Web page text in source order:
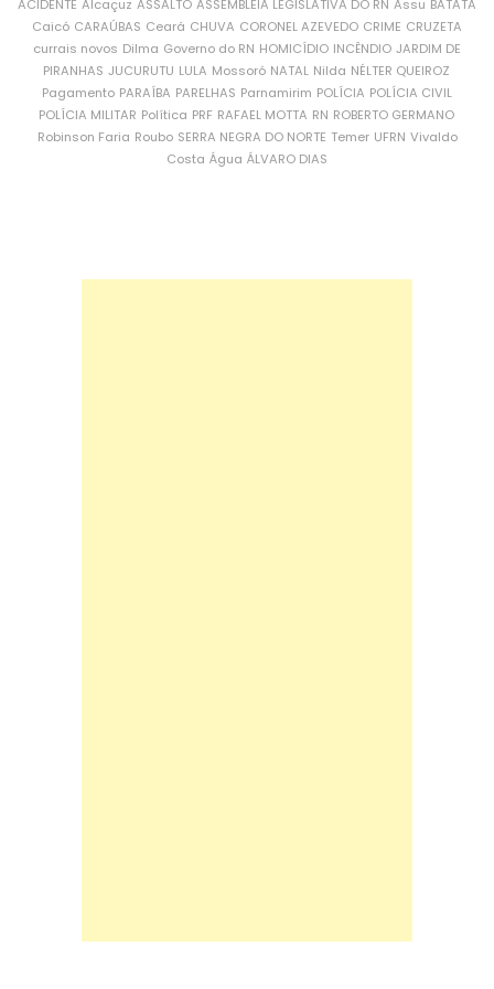
ACIDENTE Alcaçuz ASSALTO ASSEMBLEIA LEGISLATIVA DO RN Assu BATATA
Caicó CARAÚBAS Ceará CHUVA CORONEL AZEVEDO CRIME CRUZETA
currais novos Dilma Governo do RN HOMICÍDIO INCÊNDIO JARDIM DE
PIRANHAS JUCURUTU LULA Mossoró NATAL Nilda NÉLTER QUEIROZ
Pagamento PARAÍBA PARELHAS Parnamirim POLÍCIA POLÍCIA CIVIL
POLÍCIA MILITAR Política PRF RAFAEL MOTTA RN ROBERTO GERMANO
Robinson Faria Roubo SERRA NEGRA DO NORTE Temer UFRN Vivaldo
Costa Água ÁLVARO DIAS